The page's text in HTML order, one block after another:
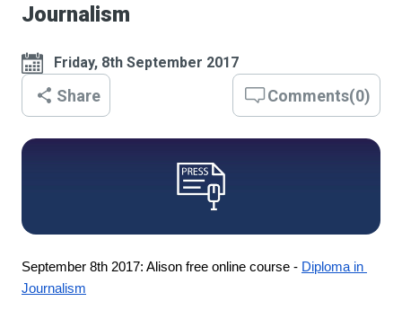
Journalism
Friday, 8th September 2017
Comments(0)
Share
September 8th 2017: Alison free online course - Diploma in
Journalism